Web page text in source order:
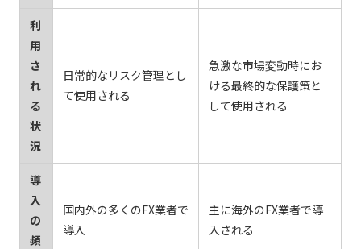
利
用
さ
れ
る
状
況
日常的なリスク管理とし
て使用される
急激な市場変動時にお
ける最終的な保護策と
して使用される
導
入
の
頻
国内外の多くのFX業者で
導入
主に海外のFX業者で導
入される